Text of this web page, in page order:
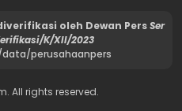
oleh Dewan PersSer
K/XII/2023
perusahaanpers
All rights reserved.